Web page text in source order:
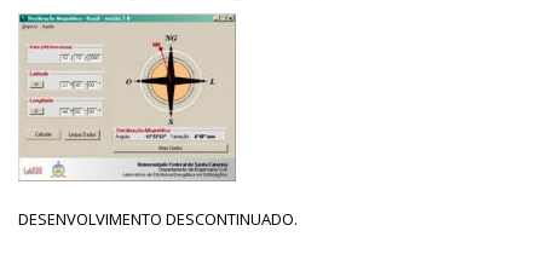
DESENVOLVIMENTO DESCONTINUADO.